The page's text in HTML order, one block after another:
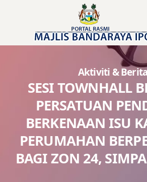
Aktiviti & Berita
SESI TOWNHALL
PERSATUAN
BERKENAAN ISU
PERUMAHAN
BAGI ZON 24,